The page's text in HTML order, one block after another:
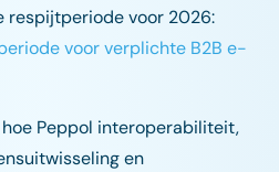
respijtperiode voor 2026:
voor verplichte B2B e-
Peppol interoperabiliteit,
en